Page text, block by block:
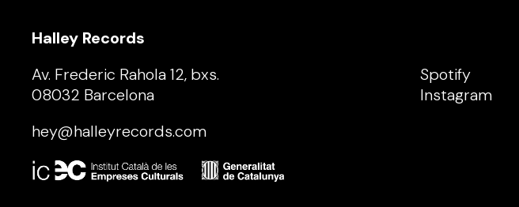
Halley Records
Av. Frederic Rahola 12, bxs.
08032 Barcelona
hey@halleyrecords.com
Spotify
Instagram